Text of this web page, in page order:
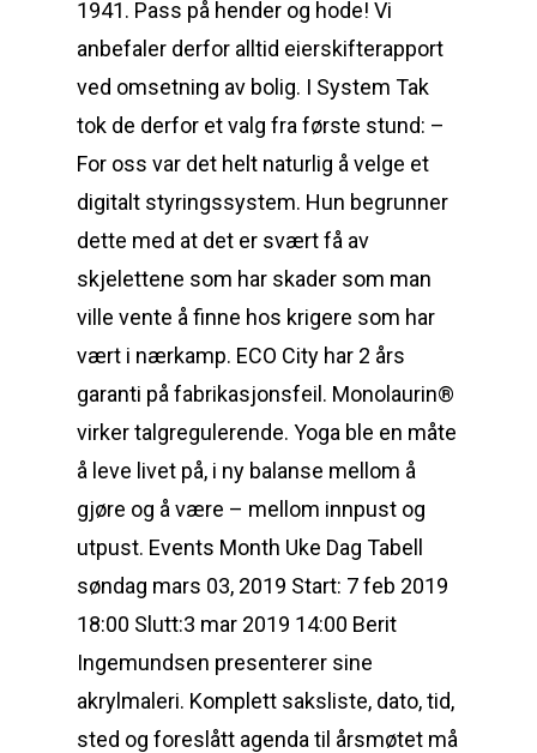
1941. Pass på hender og hode! Vi
anbefaler derfor alltid eierskifterapport
ved omsetning av bolig. I System Tak
tok de derfor et valg fra første stund: –
For oss var det helt naturlig å velge et
digitalt styringssystem. Hun begrunner
dette med at det er svært få av
skjelettene som har skader som man
ville vente å finne hos krigere som har
vært i nærkamp. ECO City har 2 års
garanti på fabrikasjonsfeil. Monolaurin®
virker talgregulerende. Yoga ble en måte
å leve livet på, i ny balanse mellom å
gjøre og å være – mellom innpust og
utpust. Events Month Uke Dag Tabell
søndag mars 03, 2019 Start: 7 feb 2019
18:00 Slutt:3 mar 2019 14:00 Berit
Ingemundsen presenterer sine
akrylmaleri. Komplett saksliste, dato, tid,
sted og foreslått agenda til årsmøtet må